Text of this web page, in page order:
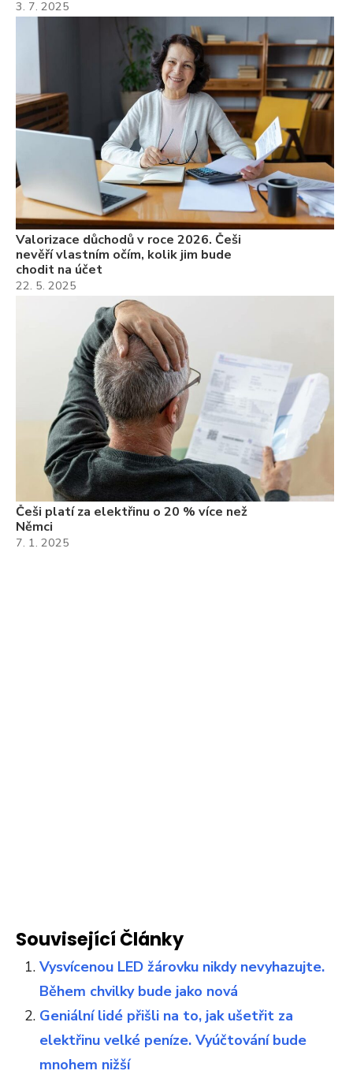
3. 7. 2025
Valorizace důchodů v roce 2026. Češi
nevěří vlastním očím, kolik jim bude
chodit na účet
22. 5. 2025
Češi platí za elektřinu o 20 % více než
Němci
7. 1. 2025
Související Články
Vysvícenou LED žárovku nikdy nevyhazujte.
Během chvilky bude jako nová
Geniální lidé přišli na to, jak ušetřit za
elektřinu velké peníze. Vyúčtování bude
mnohem nižší